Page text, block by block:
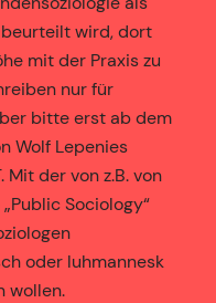
wird, dort
mit der Praxis zu
nur für
bitte erst ab dem
Wolf Lepenies
Mit der von z.B. von
Sociology“
oder luhmannesk
wollen.